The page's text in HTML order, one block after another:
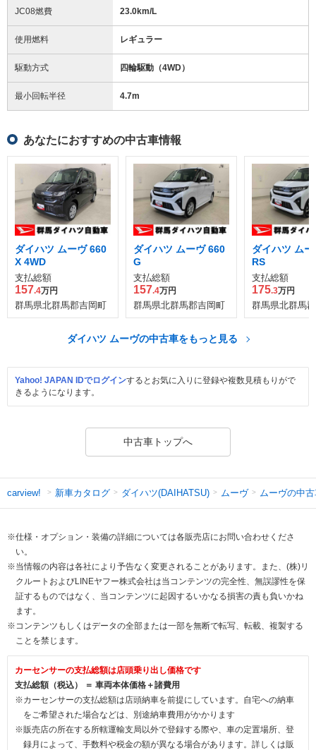
JC08燃費 23.0km/L
使用燃料 レギュラー
駆動方式 四輪駆動（4WD）
最小回転半径 4.7m
あなたにおすすめの中古車情報
ダイハツ ムーヴ 660
X 4WD
支払総額
157.4万円
群馬県北群馬郡吉岡町
ダイハツ ムーヴ 660
G
支払総額
157.4万円
群馬県北群馬郡吉岡町
ダイハツ ム
RS
支払総額
175.3万円
群馬県北群馬
ダイハツ ムーヴの中古車をもっと見る
Yahoo! JAPAN IDでログインするとお気に入りに登録や複数見積もりがで
きるようになります。
中古車トップへ
carview! 新車カタログ ダイハツ(DAIHATSU) ムーヴ ムーヴの中
※仕様・オプション・装備の詳細については各販売店にお問い合わせくださ
い。
※当情報の内容は各社により予告なく変更されることがあります。また、(株)リ
クルートおよびLINEヤフー株式会社は当コンテンツの完全性、無誤謬性を保
証するものではなく、当コンテンツに起因するいかなる損害の責も負いかね
ます。
※コンテンツもしくはデータの全部または一部を無断で転写、転載、複製する
ことを禁じます。
カーセンサーの支払総額は店頭乗り出し価格です
支払総額（税込） ＝ 車両本体価格＋諸費用
※カーセンサーの支払総額は店頭納車を前提にしています。自宅への納車
をご希望された場合などは、別途納車費用がかかります
※販売店の所在する所轄運輸支局以外で登録する際や、車の定置場所、登
録月によって、手数料や税金の額が異なる場合があります。詳しくは販